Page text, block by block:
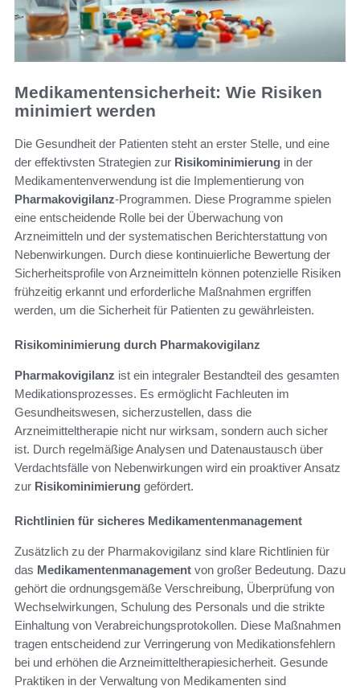
Medikamentensicherheit: Wie Risiken
minimiert werden
Die Gesundheit der Patienten steht an erster Stelle, und eine
der effektivsten Strategien zur Risikominimierung in der
Medikamentenverwendung ist die Implementierung von
Pharmakovigilanz-Programmen. Diese Programme spielen
eine entscheidende Rolle bei der Überwachung von
Arzneimitteln und der systematischen Berichterstattung von
Nebenwirkungen. Durch diese kontinuierliche Bewertung der
Sicherheitsprofile von Arzneimitteln können potenzielle Risiken
frühzeitig erkannt und erforderliche Maßnahmen ergriffen
werden, um die Sicherheit für Patienten zu gewährleisten.
Risikominimierung durch Pharmakovigilanz
Pharmakovigilanz ist ein integraler Bestandteil des gesamten
Medikationsprozesses. Es ermöglicht Fachleuten im
Gesundheitswesen, sicherzustellen, dass die
Arzneimitteltherapie nicht nur wirksam, sondern auch sicher
ist. Durch regelmäßige Analysen und Datenaustausch über
Verdachtsfälle von Nebenwirkungen wird ein proaktiver Ansatz
zur Risikominimierung gefördert.
Richtlinien für sicheres Medikamentenmanagement
Zusätzlich zu der Pharmakovigilanz sind klare Richtlinien für
das Medikamentenmanagement von großer Bedeutung. Dazu
gehört die ordnungsgemäße Verschreibung, Überprüfung von
Wechselwirkungen, Schulung des Personals und die strikte
Einhaltung von Verabreichungsprotokollen. Diese Maßnahmen
tragen entscheidend zur Verringerung von Medikationsfehlern
bei und erhöhen die Arzneimitteltherapiesicherheit. Gesunde
Praktiken in der Verwaltung von Medikamenten sind